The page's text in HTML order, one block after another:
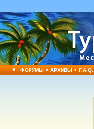
• ФОРУМЫ•АРХИВЫ•F.A.Q.